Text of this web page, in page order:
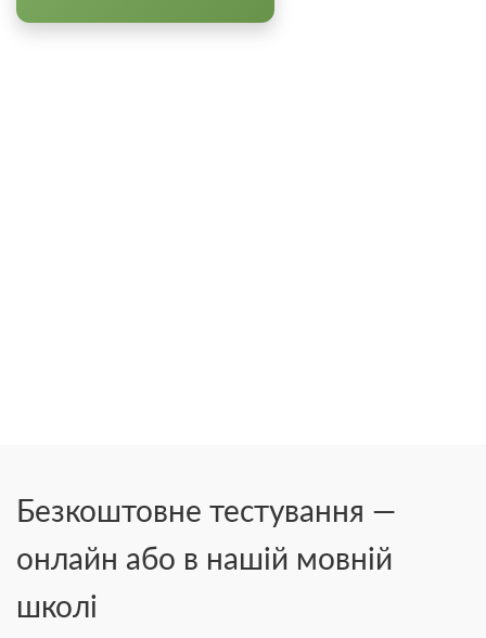
Безкоштовне тестування —
онлайн або в нашій мовній
школі